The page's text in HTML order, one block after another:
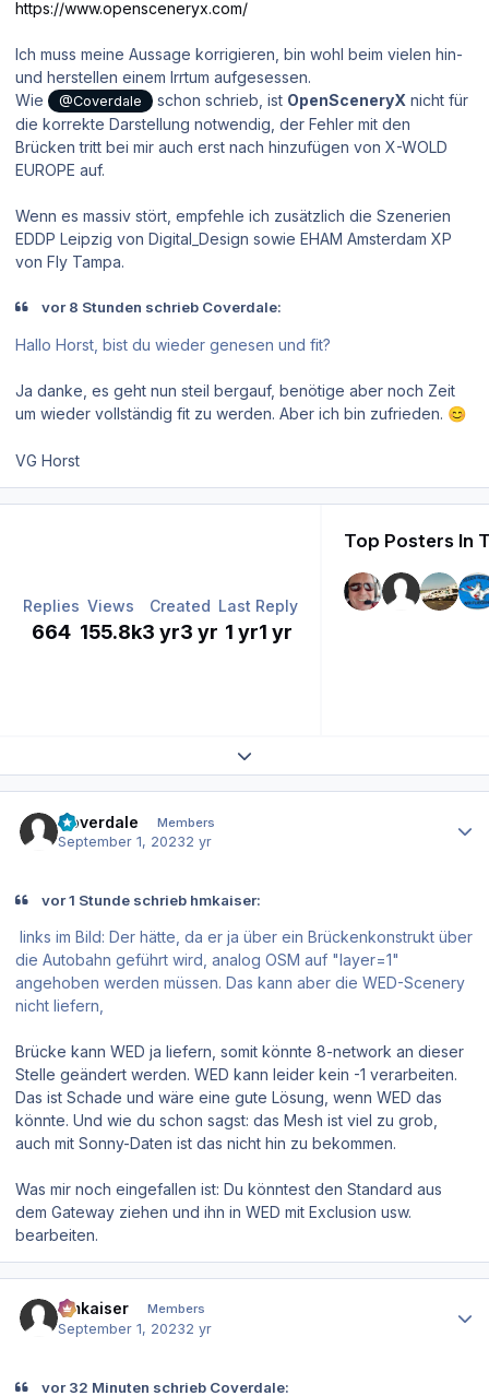
https://www.opensceneryx.com/
Ich muss meine Aussage korrigieren, bin wohl beim vielen hin-
und herstellen einem Irrtum aufgesessen.
Wie
@Coverdale schon schrieb, ist OpenSceneryX nicht für
die korrekte Darstellung notwendig, der Fehler mit den
Brücken tritt bei mir auch erst nach hinzufügen von X-WOLD
EUROPE auf.
Wenn es massiv stört, empfehle ich zusätzlich die Szenerien
EDDP Leipzig von Digital_Design sowie EHAM Amsterdam XP
von Fly Tampa.
vor 8 Stunden schrieb Coverdale:
Hallo Horst, bist du wieder genesen und fit?
Ja danke, es geht nun steil bergauf, benötige aber noch Zeit
um wieder vollständig fit zu werden. Aber ich bin zufrieden. 😊
VG Horst
Replies
664
Views
155.8k
Created
3 yr3 yr
Last Reply
1 yr1 yr
Top Posters In
Expand topic overview
Coverdale Members
September 1, 20232 yr
vor 1 Stunde schrieb hmkaiser:
links im Bild: Der hätte, da er ja über ein Brückenkonstrukt über
die Autobahn geführt wird, analog OSM auf "layer=1"
angehoben werden müssen. Das kann aber die WED-Scenery
nicht liefern,
Brücke kann WED ja liefern, somit könnte 8-network an dieser
Stelle geändert werden. WED kann leider kein -1 verarbeiten.
Das ist Schade und wäre eine gute Lösung, wenn WED das
könnte. Und wie du schon sagst: das Mesh ist viel zu grob,
auch mit Sonny-Daten ist das nicht hin zu bekommen.
Was mir noch eingefallen ist: Du könntest den Standard aus
dem Gateway ziehen und ihn in WED mit Exclusion usw.
bearbeiten.
hmkaiser Members
September 1, 20232 yr
vor 32 Minuten schrieb Coverdale: